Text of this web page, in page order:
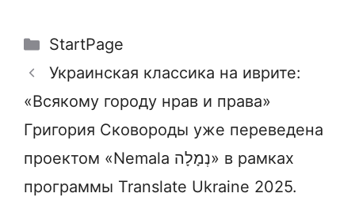
Рубрики
StartPage
Украинская классика на иврите:
«Всякому городу нрав и права»
Григория Сковороды уже переведена
проектом «Nemala נְמָלָה» в рамках
программы Translate Ukraine 2025.